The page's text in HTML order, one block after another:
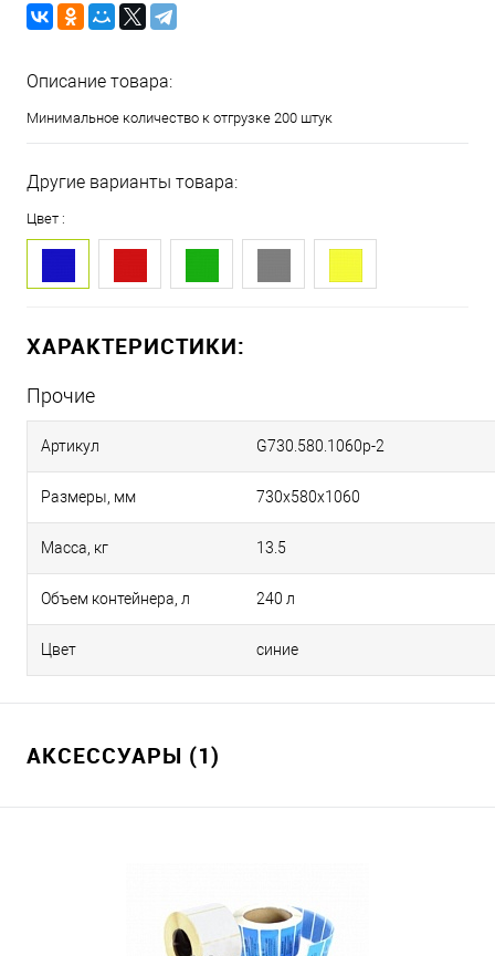
Описание товара:
Минимальное количество к отгрузке 200 штук
Другие варианты товара:
Цвет :
ХАРАКТЕРИСТИКИ:
Прочие
Артикул G730.580.1060p-2
Размеры, мм 730х580х1060
Масса, кг 13.5
Объем контейнера, л 240 л
Цвет синие
АКСЕССУАРЫ (1)